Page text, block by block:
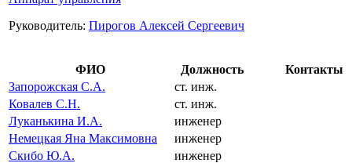
Руководитель: Пирогов Алексей Сергеевич
ФИО Должность
Контакты
Запорожская С.А.
ст. инж.
Ковалев С.Н.
ст. инж.
Луканькина И.А.
инженер
Немецкая Яна Максимовна
инженер
Скибо Ю.А.
инженер